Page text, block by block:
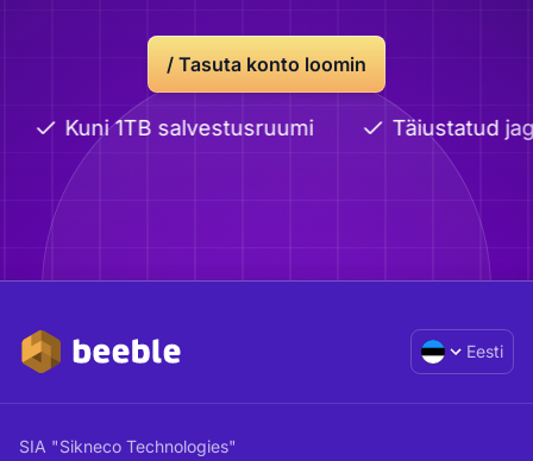
/ Tasuta konto loomin
Kuni 1TB salvestusruumi Täiustatud
Eesti
SIA "Sikneco Technologies"